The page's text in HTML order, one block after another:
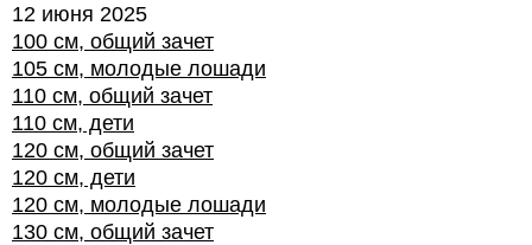
12 июня 2025
100 см, общий зачет
105 см, молодые лошади
110 см, общий зачет
110 см, дети
120 см, общий зачет
120 см, дети
120 см, молодые лошади
130 см, общий зачет